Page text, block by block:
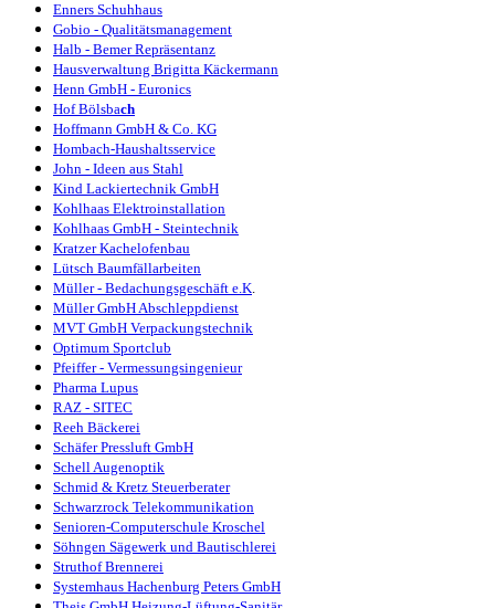
Enners Schuhhaus
Gobio - Qualitätsmanagement
Halb - Bemer Repräsentanz
Hausverwaltung Brigitta Käckermann
Henn GmbH - Euronics
Hof Bölsbach
Hoffmann GmbH & Co. KG
Hombach-Haushaltsservice
John - Ideen aus Stahl
Kind Lackiertechnik GmbH
Kohlhaas Elektroinstallation
Kohlhaas GmbH - Steintechnik
Kratzer Kachelofenbau
Lütsch Baumfällarbeiten
Müller - Bedachungsgeschäft e.K.
Müller GmbH Abschleppdienst
MVT GmbH Verpackungstechnik
Optimum Sportclub
Pfeiffer - Vermessungsingenieur
Pharma Lupus
RAZ - SITEC
Reeh Bäckerei
Schäfer Pressluft GmbH
Schell Augenoptik
Schmid & Kretz Steuerberater
Schwarzrock Telekommunikation
Senioren-Computerschule Kroschel
Söhngen Sägewerk und Bautischlerei
Struthof Brennerei
Systemhaus Hachenburg Peters GmbH